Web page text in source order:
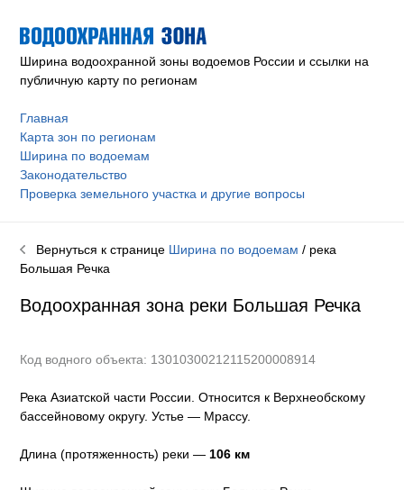
Ширина водоохранной зоны водоемов России и ссылки на
публичную карту по регионам
Главная
Карта зон по регионам
Ширина по водоемам
Законодательство
Проверка земельного участка и другие вопросы
Вернуться к странице Ширина по водоемам / река
Большая Речка
Водоохранная зона реки Большая Речка
Код водного объекта: 13010300212115200008914
Река Азиатской части России. Относится к Верхнеобскому
бассейновому округу.Устье — Мрассу.
Длина (протяженность) реки — 106 км